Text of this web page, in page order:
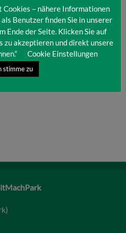
– nähere Informationen
Benutzer finden Sie in unserer
Ende der Seite. Klicken Sie auf
zu akzeptieren und direkt unsere
Cookie Einstellungen
stimme zu